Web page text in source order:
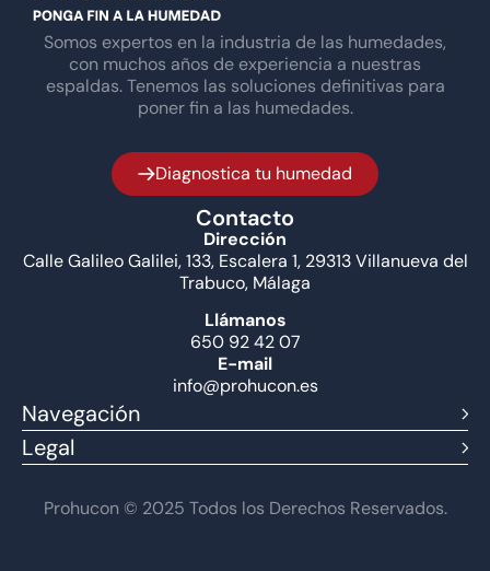
Somos expertos en la industria de las humedades,
con muchos años de experiencia a nuestras
espaldas. Tenemos las soluciones definitivas para
poner fin a las humedades.
Diagnostica tu humedad
Contacto
Dirección
Calle Galileo Galilei, 133, Escalera 1, 29313 Villanueva del
Trabuco, Málaga
Llámanos
650 92 42 07
E-mail
info@prohucon.es
Navegación
Legal
Prohucon © 2025 Todos los Derechos Reservados.